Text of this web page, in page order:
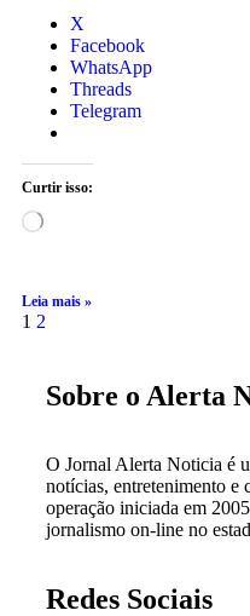
X
Facebook
WhatsApp
Threads
Telegram
Curtir isso:
Leia mais »
1 2
Sobre o Alerta
O Jornal Alerta Noticia é
notícias, entretenimento e
operação iniciada em
jornalismo on-line no
Redes Sociais